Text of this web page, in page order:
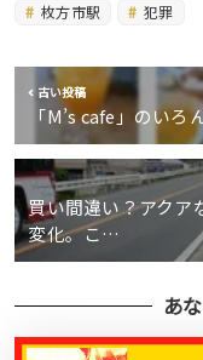
枚方市駅 犯罪
古い投稿
「M’s cafe」のい
買い間違い？アクア
変化。こ…
あ